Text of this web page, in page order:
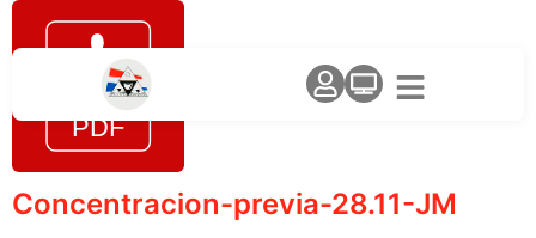
Concentracion-previa-28.11-JM